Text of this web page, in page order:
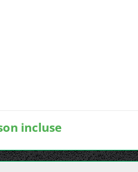
incluse